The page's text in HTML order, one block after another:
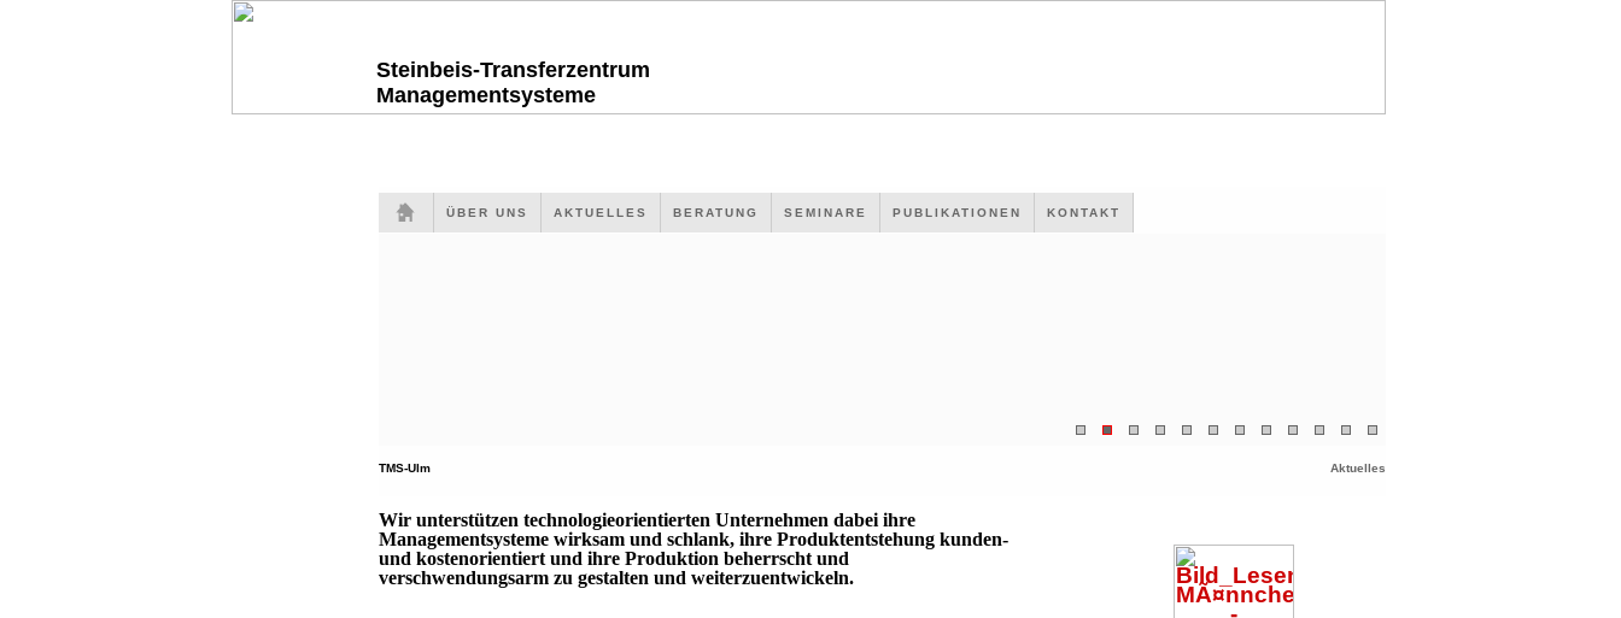
Steinbeis-Transferzentrum
Managementsysteme
ÜBER UNS AKTUELLES BERATUNG SEMINARE PUBLIKATIONEN KONTAKT
TMS-Ulm Aktuelles
Wir unterstützen technologieorientierten Unternehmen dabei ihre
Managementsysteme wirksam und schlank, ihre Produktentstehung kunden-
und kostenorientiert und ihre Produktion beherrscht und
verschwendungsarm zu gestalten und weiterzuentwickeln.